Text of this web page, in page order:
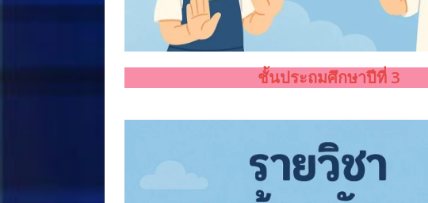
ชั้นประถมศึกษาปีที่ 3